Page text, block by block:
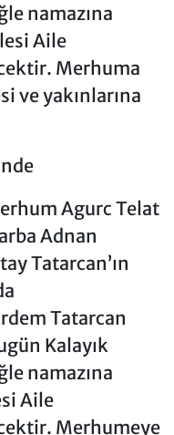
namazına
Aile
Merhuma
ve yakınlarına
Agurc Telat
Adnan
Tatarcan’ın
Tatarcan
Kalayık
namazına
Aile
Merhumeye